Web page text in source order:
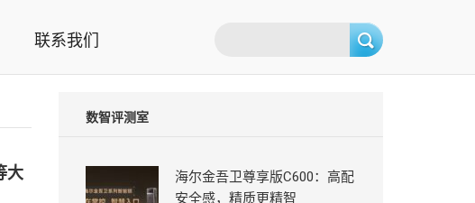
项目案例
联系我们
大
数智评测室
海尔金吾卫尊享版C600：高配
安全感，精质更精智